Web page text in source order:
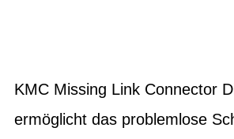
KMC Missing Link Connector
ermöglicht das problemlose